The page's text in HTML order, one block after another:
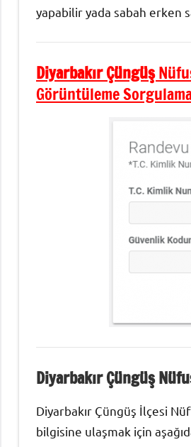
yapabilir yada sabah erken
Diyarbakır Çüngüş
Görüntüleme
Diyarbakır Çüngüş
Diyarbakır Çüngüş İlçesi
bilgisine ulaşmak için